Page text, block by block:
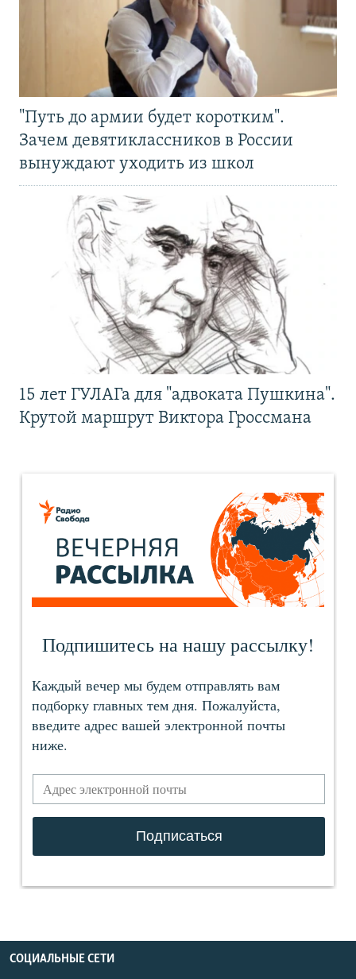
"Путь до армии будет коротким".
Зачем девятиклассников в России
вынуждают уходить из школ
15 лет ГУЛАГа для "адвоката Пушкина".
Крутой маршрут Виктора Гроссмана
СОЦИАЛЬНЫЕ СЕТИ